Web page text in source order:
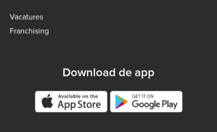
Vacatures
Franchising
Download de app
Google play store